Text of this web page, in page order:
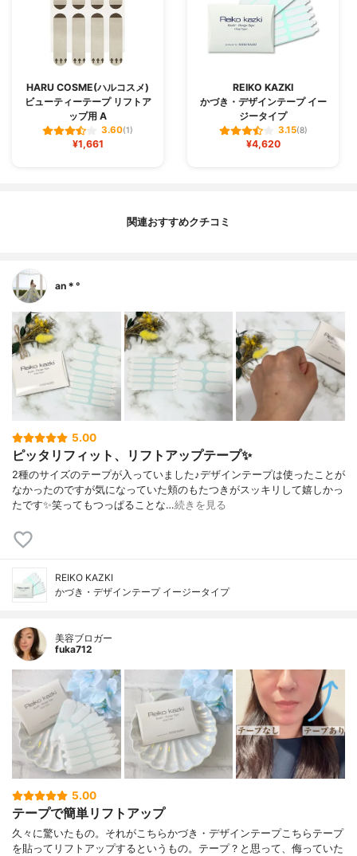
HARU COSME(ハルコスメ)
ビューティーテープ リフトア
ップ用 A
3.60(1)
¥1,661
REIKO KAZKI
かづき・デザインテープ イー
ジータイプ
3.15(8)
¥4,620
関連おすすめクチコミ
an＊°
5.00
ピッタリフィット、リフトアップテープ✨
2種のサイズのテープが入っていました♪デザインテープは使ったことが
なかったのですが気になっていた頬のもたつきがスッキリして嬉しかっ
たです✨笑ってもつっぱることな…続きを見る
REIKO KAZKI
かづき・デザインテープ イージータイプ
美容ブロガー
fuka712
5.00
テープで簡単リフトアップ
久々に驚いたもの。⁣それがこちら⁣⁣かづき・デザインテープ⁣こちらテープ
を貼って⁣リフトアップするというもの。⁣テープ？と思って、侮っていた